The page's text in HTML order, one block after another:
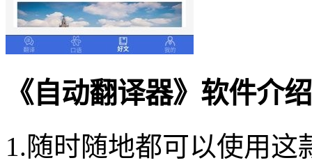
《自动翻译器》软件介
1.随时随地都可以使用